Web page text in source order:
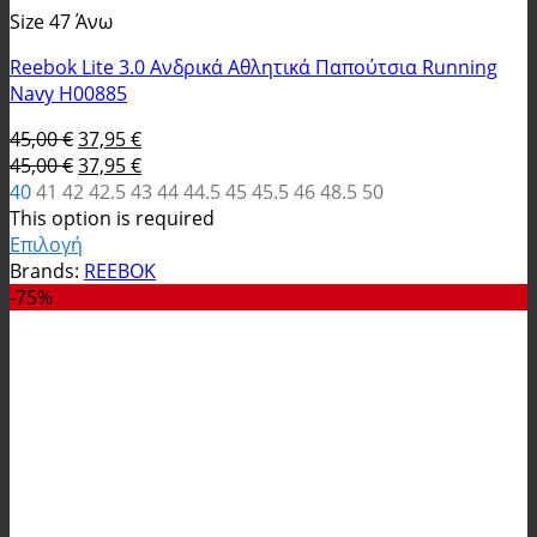
Size 47 Άνω
Reebok Lite 3.0 Ανδρικά Αθλητικά Παπούτσια Running
Navy H00885
45,00€Original
price
was:
45,00 €.
37,95€Η
τρέχουσα
τιμή
είναι:
45,00€Original
price
was:
45,00 €.
37,95€Η
τρέχουσα
τιμή
37,95 €.
4041 4242.5434444.54545.54648.5 50
This option is required
Επιλογή
Αυτό
το
Brands: REEBOK
-75%